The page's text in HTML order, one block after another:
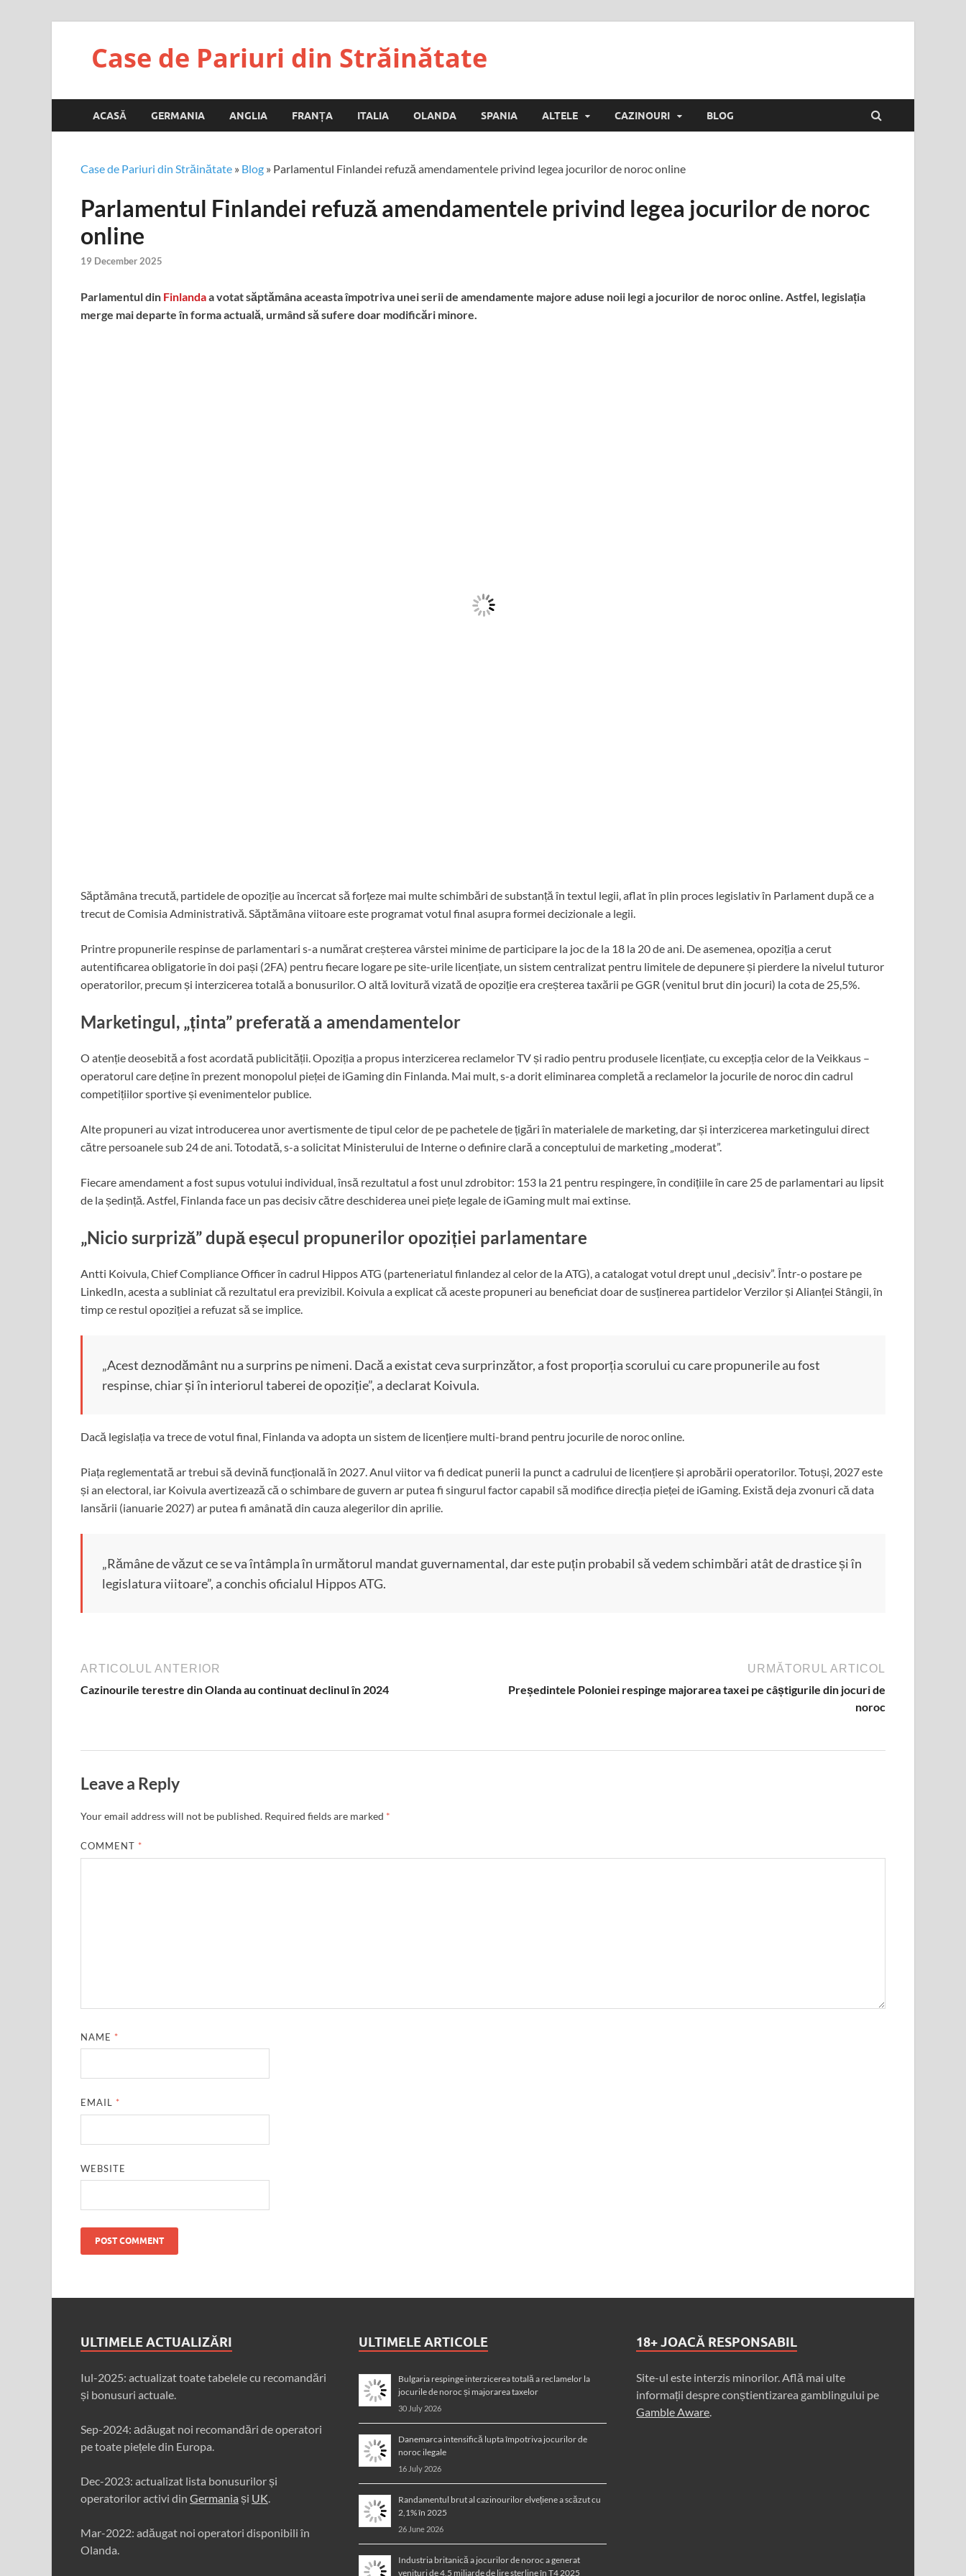
Case de Pariuri din Străinătate
ACASĂ GERMANIA ANGLIA FRANȚA ITALIA OLANDA SPANIA ALTELE CAZINOURI BLOG
Case de Pariuri din Străinătate » Blog » Parlamentul Finlandei refuză amendamentele privind legea jocurilor de noroc online
Parlamentul Finlandei refuză amendamentele privind legea jocurilor de noroc
online
19 December 2025
Parlamentul din Finlandaa votat săptămâna aceasta împotriva unei serii de amendamente majore aduse noii legi a jocurilor de noroc online. Astfel, legislația
merge mai departe în forma actuală, urmând să sufere doar modificări minore.
Săptămâna trecută, partidele de opoziție au încercat să forțeze mai multe schimbări de substanță în textul legii, aflat în plin proces legislativ în Parlament după ce a
trecut de Comisia Administrativă. Săptămâna viitoare este programat votul final asupra formei decizionale a legii.
Printre propunerile respinse de parlamentari s-a numărat creșterea vârstei minime de participare la joc de la 18 la 20 de ani. De asemenea, opoziția a cerut
autentificarea obligatorie în doi pași (2FA) pentru fiecare logare pe site-urile licențiate, un sistem centralizat pentru limitele de depunere și pierdere la nivelul tuturor
operatorilor, precum și interzicerea totală a bonusurilor. O altă lovitură vizată de opoziție era creșterea taxării pe GGR (venitul brut din jocuri) la cota de 25,5%.
Marketingul, „ținta” preferată a amendamentelor
O atenție deosebită a fost acordată publicității. Opoziția a propus interzicerea reclamelor TV și radio pentru produsele licențiate, cu excepția celor de la Veikkaus –
operatorul care deține în prezent monopolul pieței de iGaming din Finlanda. Mai mult, s-a dorit eliminarea completă a reclamelor la jocurile de noroc din cadrul
competițiilor sportive și evenimentelor publice.
Alte propuneri au vizat introducerea unor avertismente de tipul celor de pe pachetele de țigări în materialele de marketing, dar și interzicerea marketingului direct
către persoanele sub 24 de ani. Totodată, s-a solicitat Ministerului de Interne o definire clară a conceptului de marketing „moderat”.
Fiecare amendament a fost supus votului individual, însă rezultatul a fost unul zdrobitor: 153 la 21 pentru respingere, în condițiile în care 25 de parlamentari au lipsit
de la ședință. Astfel, Finlanda face un pas decisiv către deschiderea unei piețe legale de iGaming mult mai extinse.
„Nicio surpriză” după eșecul propunerilor opoziției parlamentare
Antti Koivula, Chief Compliance Officer în cadrul Hippos ATG (parteneriatul finlandez al celor de la ATG), a catalogat votul drept unul „decisiv”. Într-o postare pe
LinkedIn, acesta a subliniat că rezultatul era previzibil. Koivula a explicat că aceste propuneri au beneficiat doar de susținerea partidelor Verzilor și Alianței Stângii, în
timp ce restul opoziției a refuzat să se implice.
„Acest deznodământ nu a surprins pe nimeni. Dacă a existat ceva surprinzător, a fost proporția scorului cu care propunerile au fost
respinse, chiar și în interiorul taberei de opoziție”, a declarat Koivula.
Dacă legislația va trece de votul final, Finlanda va adopta un sistem de licențiere multi-brand pentru jocurile de noroc online.
Piața reglementată ar trebui să devină funcțională în 2027. Anul viitor va fi dedicat punerii la punct a cadrului de licențiere și aprobării operatorilor. Totuși, 2027 este
și an electoral, iar Koivula avertizează că o schimbare de guvern ar putea fi singurul factor capabil să modifice direcția pieței de iGaming. Există deja zvonuri că data
lansării (ianuarie 2027) ar putea fi amânată din cauza alegerilor din aprilie.
„Rămâne de văzut ce se va întâmpla în următorul mandat guvernamental, dar este puțin probabil să vedem schimbări atât de drastice și în
legislatura viitoare”, a conchis oficialul Hippos ATG.
ARTICOLUL ANTERIOR
Cazinourile terestre din Olanda au continuat declinul în 2024
URMĂTORUL ARTICOL
Președintele Poloniei respinge majorarea taxei pe câștigurile din jocuri de
noroc
Leave a Reply
Your email address will not be published. Required fields are marked *
COMMENT *
NAME *
EMAIL *
WEBSITE
ULTIMELE ACTUALIZĂRI
Iul-2025: actualizat toate tabelele cu recomandări
și bonusuri actuale.
Sep-2024: аdăugat noi recomandări de operatori
pe toate piețele din Europa.
Dec-2023: actualizat lista bonusurilor și
operatorilor activi din Germania și UK.
Mar-2022: adăugat noi operatori disponibili în
Olanda.
ULTIMELE ARTICOLE
Bulgaria respinge interzicerea totală a reclamelor la
jocurile de noroc și majorarea taxelor
30 July 2026
Danemarca intensifică lupta împotriva jocurilor de
noroc ilegale
16 July 2026
Randamentul brut al cazinourilor elvețiene a scăzut cu
2,1% în 2025
26 June 2026
Industria britanică a jocurilor de noroc a generat
venituri de 4,5 miliarde de lire sterline în T4 2025
18+ JOACĂ RESPONSABIL
Site-ul este interzis minorilor. Află mai ulte
informații despre conștientizarea gamblingului pe
Gamble Aware.